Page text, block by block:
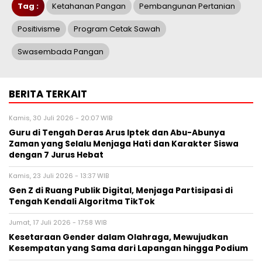
Tag : Ketahanan Pangan Pembangunan Pertanian
Positivisme Program Cetak Sawah
Swasembada Pangan
BERITA TERKAIT
Kamis, 30 Juli 2026 - 20:07 WIB
Guru di Tengah Deras Arus Iptek dan Abu-Abunya
Zaman yang Selalu Menjaga Hati dan Karakter Siswa
dengan 7 Jurus Hebat
Kamis, 23 Juli 2026 - 13:37 WIB
Gen Z di Ruang Publik Digital, Menjaga Partisipasi di
Tengah Kendali Algoritma TikTok
Jumat, 17 Juli 2026 - 17:58 WIB
Kesetaraan Gender dalam Olahraga, Mewujudkan
Kesempatan yang Sama dari Lapangan hingga Podium